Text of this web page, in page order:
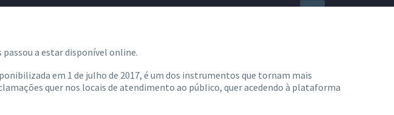
passou a estar disponível online.
em 1 de julho de 2017, é um dos instrumentos que tornam mais
quer nos locais de atendimento ao público, quer acedendo à plataforma